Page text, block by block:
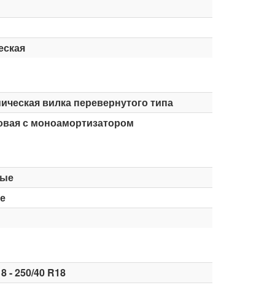
вилка перевернутого типа
с моноамортизатором
- 250/40 R18